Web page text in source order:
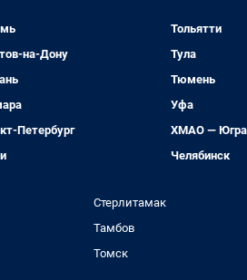
на-Дону
Петербург
Тольятти
Тула
Тюмень
Уфа
ХМАО — Югра
Челябинск
Стерлитамак
Тамбов
Томск